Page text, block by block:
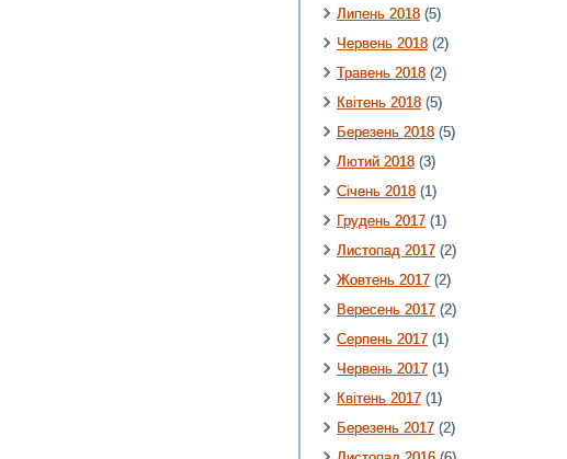
Липень 2018 (5)
Червень 2018 (2)
Травень 2018 (2)
Квітень 2018 (5)
Березень 2018 (5)
Лютий 2018 (3)
Січень 2018 (1)
Грудень 2017 (1)
Листопад 2017 (2)
Жовтень 2017 (2)
Вересень 2017 (2)
Серпень 2017 (1)
Червень 2017 (1)
Квітень 2017 (1)
Березень 2017 (2)